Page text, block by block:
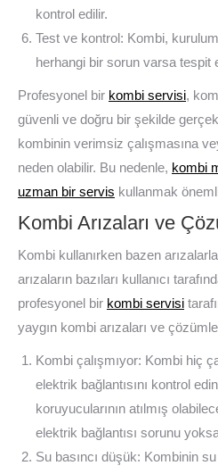
kontrol edilir.
Test ve kontrol: Kombi,
herhangi bir sorun varsa tespit
Profesyonel bir kombi servisi,
güvenli ve doğru bir şekilde
kombinin verimsiz çalışmasına
neden olabilir. Bu nedenle, kombi
uzman bir servis kullanmak
Kombi Arızaları ve
Kombi kullanırken bazen
arızaların bazıları kullanıcı
profesyonel bir kombi servisi
yaygın kombi arızaları ve
Kombi çalışmıyor: Kombi hiç
elektrik bağlantısını kontrol
koruyucularının atılmış
elektrik bağlantısı sorunu
Su basıncı düşük: Kombinin